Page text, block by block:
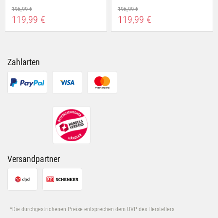
196,99 €
119,99 €
196,99 €
119,99 €
Zahlarten
Versandpartner
*Die durchgestrichenen Preise entsprechen dem UVP des Herstellers.